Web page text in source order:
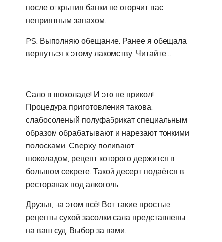
после открытия банки не огорчит вас
неприятным запахом.
PS. Выполняю обещание. Ранее я обещала
вернуться к этому лакомству. Читайте…
Сало в шоколаде! И это не прикол!
Процедура приготовления такова:
слабосоленый полуфабрикат специальным
образом обрабатывают и нарезают тонкими
полосками. Сверху поливают
шоколадом, рецепт которого держится в
большом секрете. Такой десерт подаётся в
ресторанах под алкоголь.
Друзья, на этом всё! Вот такие простые
рецепты сухой засолки сала представлены
на ваш суд. Выбор за вами.